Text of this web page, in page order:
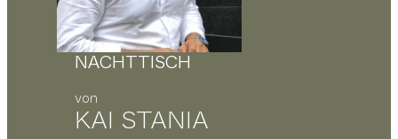
NACHTTISCH
von
KAI STANIA